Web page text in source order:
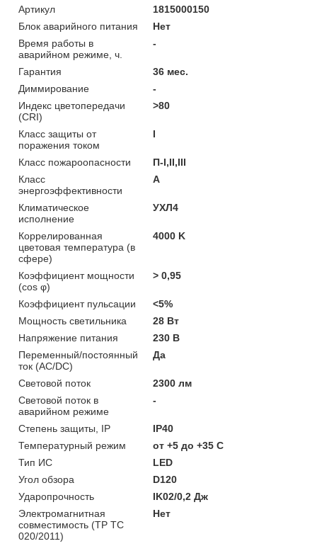
Артикул
1815000150
Блок аварийного питания
Нет
Время работы в
аварийном режиме, ч.
-
Гарантия
36 мес.
Диммирование
-
Индекс цветопередачи
(CRI)
>80
Класс защиты от
поражения током
I
Класс пожароопасности
П-I,II,ІІІ
Класс
энергоэффективности
A
Климатическое
исполнение
УХЛ4
Коррелированная
цветовая температура (в
сфере)
4000 K
Коэффициент мощности
(cos φ)
> 0,95
Коэффициент пульсации
<5%
Мощность светильника
28 Вт
Напряжение питания
230 В
Переменный/постоянный
ток (AC/DC)
Да
Световой поток
2300 лм
Световой поток в
аварийном режиме
-
Степень защиты, IP
IP40
Температурный режим
от +5 до +35 C
Тип ИС
LED
Угол обзора
D120
Ударопрочность
IK02/0,2 Дж
Электромагнитная
совместимость (ТР ТС
020/2011)
Нет